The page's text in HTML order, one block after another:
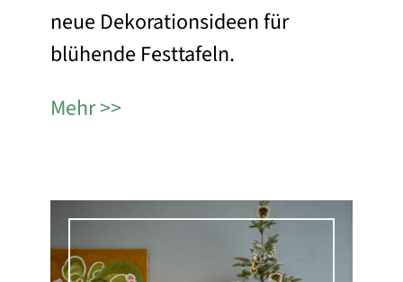
neue Dekorationsideen für
blühende Festtafeln.
Mehr